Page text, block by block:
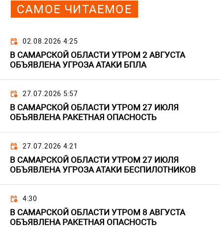
САМОЕ ЧИТАЕМОЕ
02.08.2026 4:25
В САМАРСКОЙ ОБЛАСТИ УТРОМ 2 АВГУСТА
ОБЪЯВЛЕНА УГРОЗА АТАКИ БПЛА
27.07.2026 5:57
В САМАРСКОЙ ОБЛАСТИ УТРОМ 27 ИЮЛЯ
ОБЪЯВЛЕНА РАКЕТНАЯ ОПАСНОСТЬ
27.07.2026 4:21
В САМАРСКОЙ ОБЛАСТИ УТРОМ 27 ИЮЛЯ
ОБЪЯВЛЕНА УГРОЗА АТАКИ БЕСПИЛОТНИКОВ
4:30
В САМАРСКОЙ ОБЛАСТИ УТРОМ 8 АВГУСТА
ОБЪЯВЛЕНА РАКЕТНАЯ ОПАСНОСТЬ